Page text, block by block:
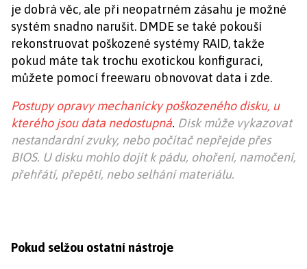
je dobrá věc, ale při neopatrném zásahu je možné
systém snadno narušit. DMDE se také pokouší
rekonstruovat poškozené systémy RAID, takže
pokud máte tak trochu exotickou konfiguraci,
můžete pomocí freewaru obnovovat data i zde.
Postupy opravy mechanicky poškozeného disku, u
kterého jsou data nedostupná. Disk může vykazovat
nestandardní zvuky, nebo počítač nepřejde přes
BIOS. U disku mohlo dojít k pádu, ohoření, namočení,
přehřátí, přepětí, nebo selhání materiálu.
Pokud selžou ostatní nástroje